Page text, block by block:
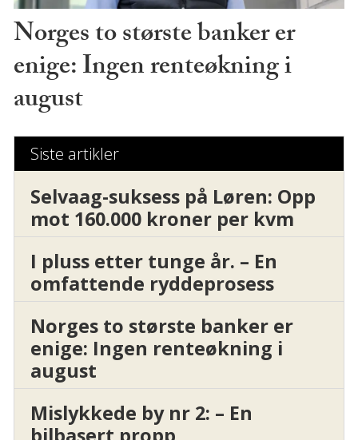
Norges to største banker er
enige: Ingen renteøkning i
august
Siste artikler
Selvaag-suksess på Løren: Opp
mot 160.000 kroner per kvm
I pluss etter tunge år. – En
omfattende ryddeprosess
Norges to største banker er
enige: Ingen renteøkning i
august
Mislykkede by nr 2: – En